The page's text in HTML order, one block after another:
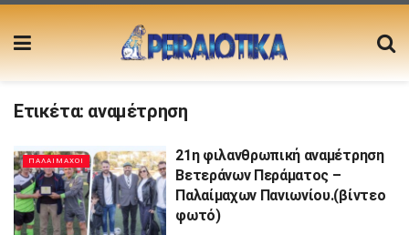
Ετικέτα: αναμέτρηση
ΠΑΛΑΙΜΑΧΟΙ
21η φιλανθρωπική αναμέτρηση
Βετεράνων Περάματος –
Παλαίμαχων Πανιωνίου.(βίντεο
φωτό)